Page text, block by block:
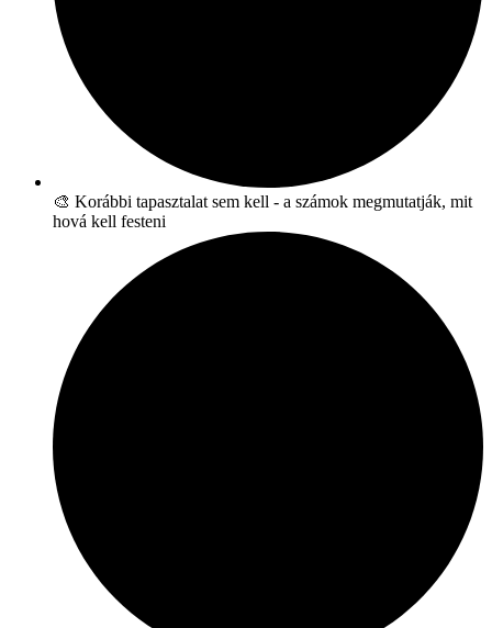
🎨 Korábbi tapasztalat sem kell - a számok megmutatják, mit
hová kell festeni